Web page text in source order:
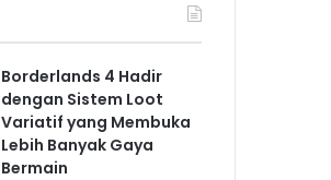
Borderlands 4 Hadir
dengan Sistem Loot
Variatif yang Membuka
Lebih Banyak Gaya
Bermain